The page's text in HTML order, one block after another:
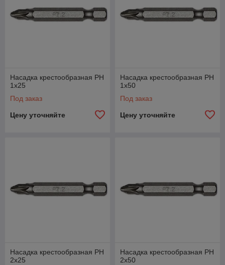
Насадка крестообразная PН
1х25
Под заказ
Цену уточняйте
Насадка крестообразная PН
1х50
Под заказ
Цену уточняйте
Насадка крестообразная PН
2х25
Насадка крестообразная PН
2х50